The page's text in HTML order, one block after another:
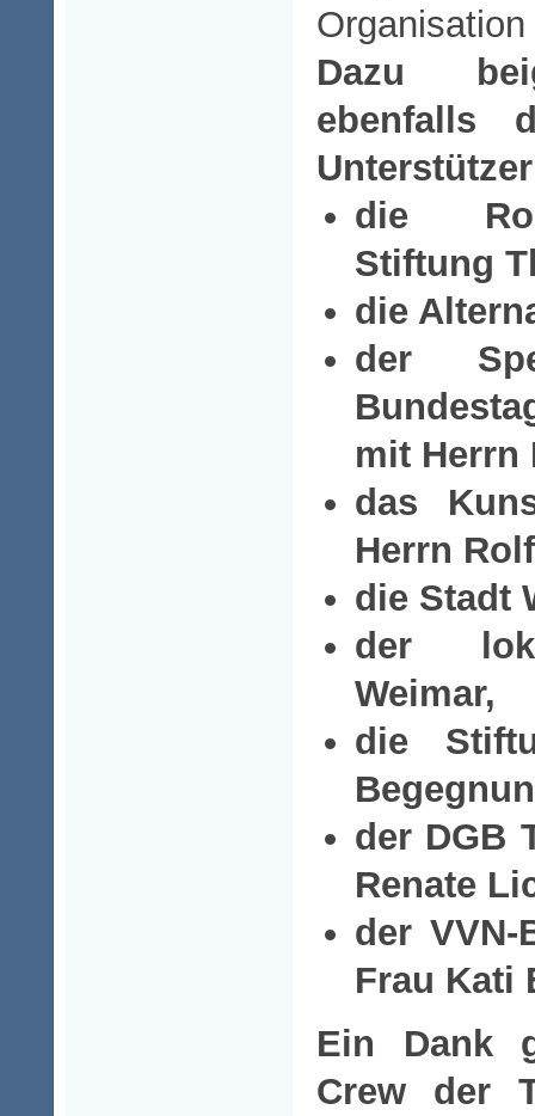
Dazu
ebenfalls
die
Stiftung
die
der
mit Herrn
das
Herrn
die Stadt
der
Weimar,
die
der DGB
Renate
der
Frau Kati
Ein Dank
Crew der